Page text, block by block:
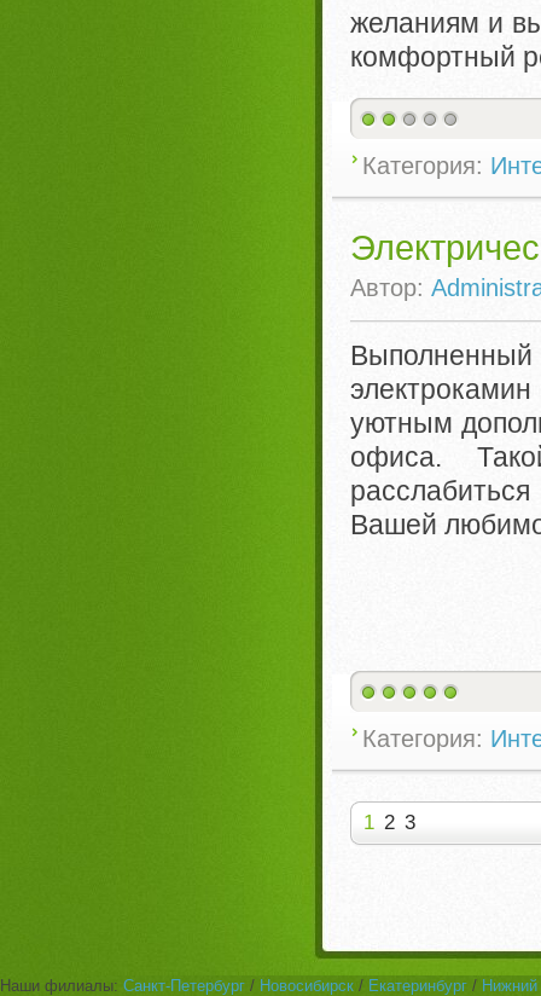
желаниям и
комфортный
Категория:
Автор:
уютным
офиса.
Вашей
Категория:
1 2 3
Наши филиалы: Санкт-Петербург / Новосибирск / Екатеринбург / Нижний